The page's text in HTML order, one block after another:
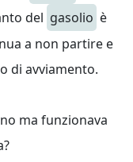
del gasolio è
a non partire e
di avviamento.
ma funzionava